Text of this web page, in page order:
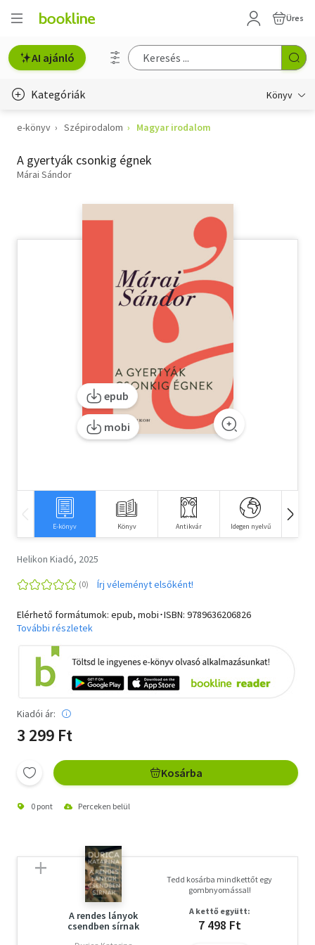
Üres
AI ajánló
Kategóriák Könyv
Életmód, egészség
Erotika
Hobbi, szabadidő
Tankönyv, segédkönyv
Társadalomtudomány
Természettudomány
Vallás
e-könyv Szépirodalom Magyar irodalom
A gyertyák csonkig égnek
Márai Sándor
epub
mobi
E-könyv Könyv Antikvár Idegen nyelvű
Helikon Kiadó, 2025
Írj véleményt elsőként!
Elérhető formátumok: epub, mobi･ISBN: 9789636206826
További részletek
Kiadói ár:
3 299 Ft
Kosárba
0 pont Perceken belül
A ​rendes lányok
csendben sírnak
Tedd kosárba mindkettőt egy
gombnyomással!
A kettő együtt:
7 498 Ft